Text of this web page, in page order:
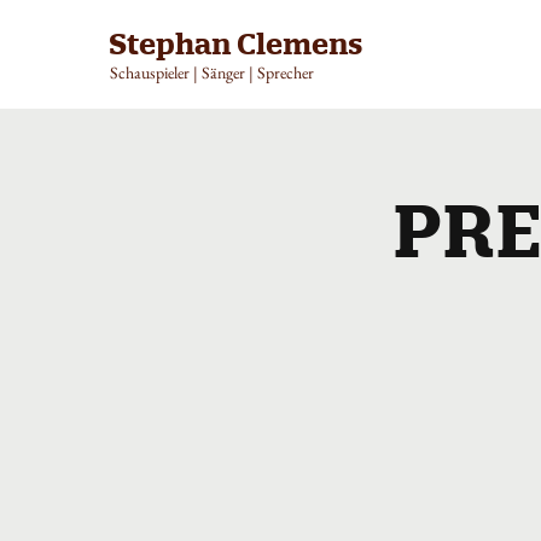
Stephan Clemens
Schauspieler | Sänger | Sprecher